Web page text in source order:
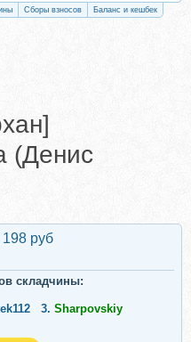
Сборы взносов Баланс и кешбек
(Денис
198 руб
складчины:
3. Sharpovskiy